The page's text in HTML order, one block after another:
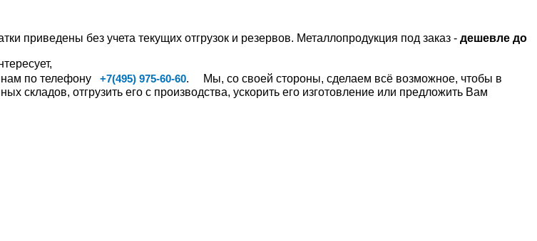
приведены без учета текущих отгрузок и резервов. Металлопродукция под заказ - дешевле до
нам по телефону +7(495) 975-60-60. Мы, со своей стороны, сделаем всё возможное, чтобы в
складов, отгрузить его с производства, ускорить его изготовление или предложить Вам